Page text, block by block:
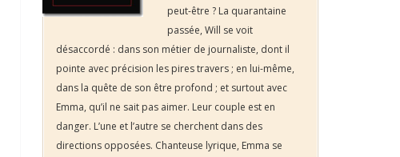
peut-être ? La quarantaine
passée, Will se voit
désaccordé : dans son métier de journaliste, dont il
pointe avec précision les pires travers ; en lui-même,
dans la quête de son être profond ; et surtout avec
Emma, qu’il ne sait pas aimer. Leur couple est en
danger. L’une et l’autre se cherchent dans des
directions opposées. Chanteuse lyrique, Emma se